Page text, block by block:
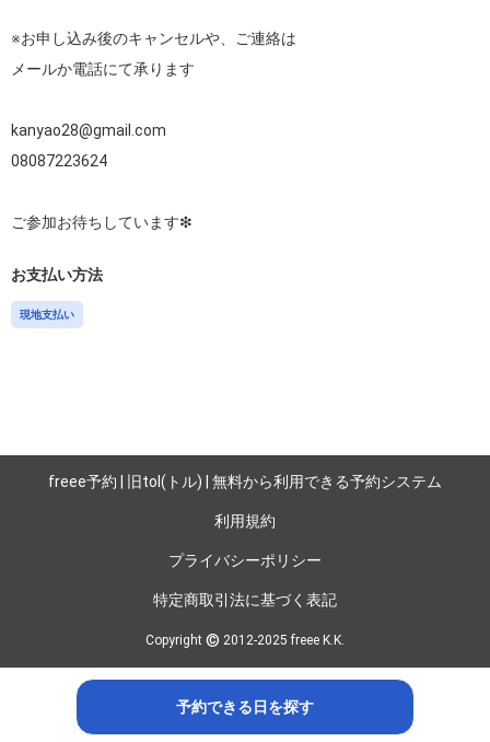
※お申し込み後のキャンセルや、ご連絡は
メールか電話にて承ります
kanyao28@gmail.com
08087223624
ご参加お待ちしています❇︎
お支払い方法
現地支払い
予約できる日を探す
freee予約 | 旧tol(トル) | 無料から利用できる予約システム
利用規約
プライバシーポリシー
特定商取引法に基づく表記
Copyright © 2012-2025 freee K.K.